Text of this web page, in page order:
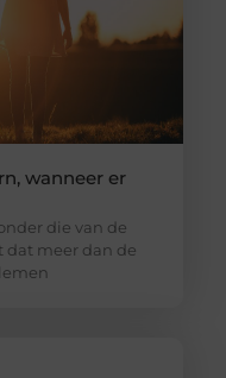
wanneer er
die van de
dat meer dan de